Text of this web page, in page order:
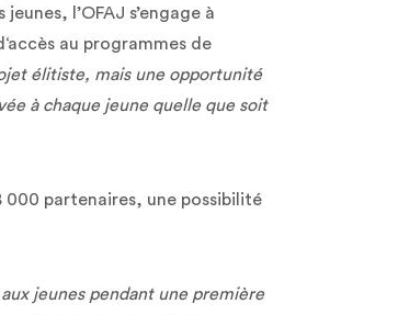
l’OFAJ s’engage à
au programmes de
élitiste, mais une opportunité
à chaque jeune quelle que soit
000 partenaires, une possibilité
jeunes pendant une première